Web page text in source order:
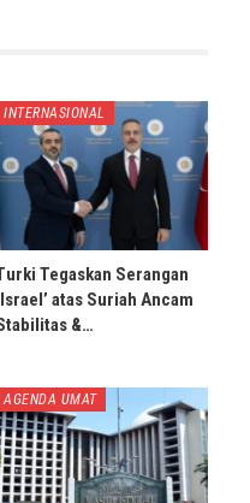
INTERNASIONAL
Tegaskan Serangan
atas Suriah Ancam
&…
AGENDA UMAT